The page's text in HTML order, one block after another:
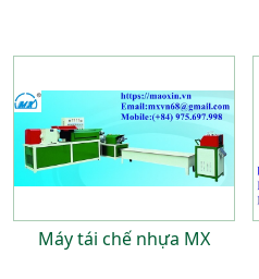
Máy tái chế nhựa MX